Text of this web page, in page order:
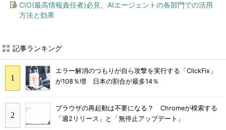
CIO(最高情報責任者)必見、AIエージェントの各部門での活用
方法と効果
記事ランキング
エラー解消のつもりが自ら攻撃を実行する「ClickFix」
が108％増 日本の割合が最多14％
ブラウザの再起動は不要になる？ Chromeが模索する
「週2リリース」と「無停止アップデート」